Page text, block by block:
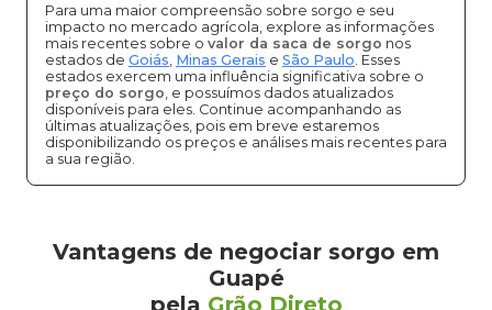
Para uma maior compreensão sobre sorgo e seu
impacto no mercado agrícola, explore as informações
mais recentes sobre o valor da saca de sorgo nos
estados de Goiás, Minas Gerais e São Paulo. Esses
estados exercem uma influência significativa sobre o
preço do sorgo, e possuímos dados atualizados
disponíveis para eles. Continue acompanhando as
últimas atualizações, pois em breve estaremos
disponibilizando os preços e análises mais recentes para
a sua região.
Vantagens de negociar sorgo em
Guapé
pela Grão Direto